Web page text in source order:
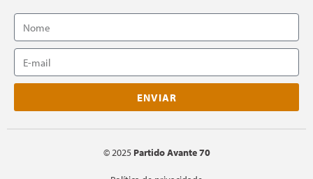
ENVIAR
©2025Partido Avante 70